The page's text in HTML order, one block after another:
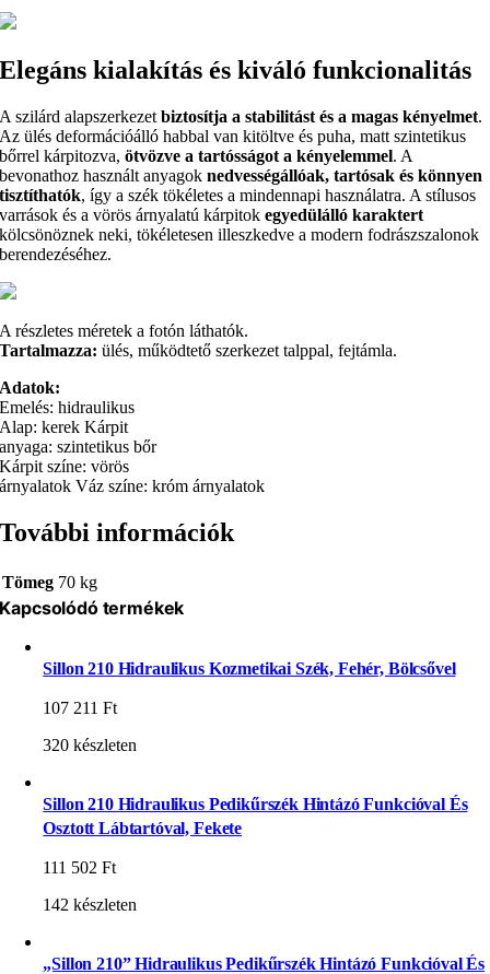
Elegáns kialakítás és kiváló funkcionalitás
A szilárd alapszerkezetbiztosítja a stabilitást és a magas kényelmet.
Az ülés deformációálló habbal van kitöltve és puha, matt szintetikus
bőrrel kárpitozva,ötvözve a tartósságot a kényelemmel. A
bevonathoz használt anyagoknedvességállóak, tartósak és könnyen
tisztíthatók, így a szék tökéletes a mindennapi használatra. A stílusos
varrások és a vörös árnyalatú kárpitokegyedülálló karaktert
kölcsönöznek neki, tökéletesen illeszkedve a modern fodrászszalonok
berendezéséhez.
A részletes méretek a fotón láthatók.
Tartalmazza: ülés, működtető szerkezet talppal, fejtámla.
Adatok:
Emelés: hidraulikus
Alap: kerek Kárpit
anyaga: szintetikus bőr
Kárpit színe: vörös
árnyalatok Váz színe: króm árnyalatok
További információk
Tömeg 70 kg
Kapcsolódó termékek
Sillon 210 Hidraulikus Kozmetikai Szék, Fehér, Bölcsővel
107 211Ft
320 készleten
Sillon 210 Hidraulikus Pedikűrszék Hintázó Funkcióval És
Osztott Lábtartóval, Fekete
111 502Ft
142 készleten
„Sillon 210” Hidraulikus Pedikűrszék Hintázó Funkcióval És